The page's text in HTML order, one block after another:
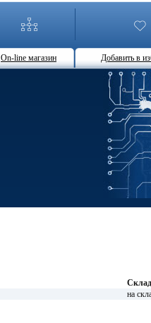
On-line магазин Добавить в
Склад
на